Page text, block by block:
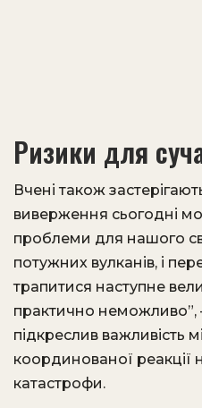
Ризики для
Вчені також
виверження сьогодні
проблеми для нашого
потужних вулканів, і
трапитися наступне
практично неможливо”,
підкреслив важливість
координованої реакції
катастрофи.